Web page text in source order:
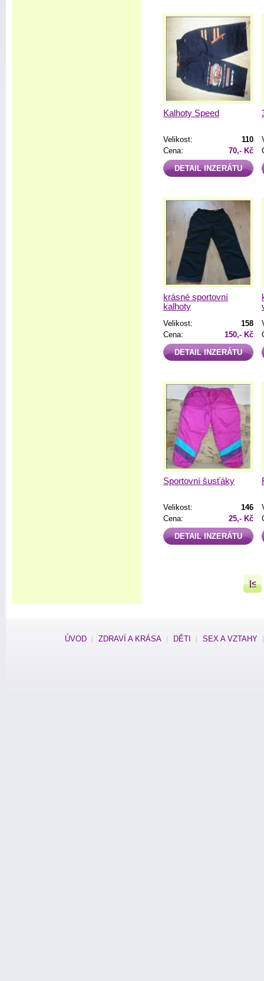
Kalhoty Speed
Velikost:
110
Cena:
70,- Kč
DETAIL INZERÁTU
krásné sportovní
kalhoty
Velikost:
158
Cena:
150,- Kč
DETAIL INZERÁTU
Sportovní šusťáky
Velikost:
146
Cena:
25,- Kč
DETAIL INZERÁTU
|<
ÚVOD ZDRAVÍ A KRÁSA DĚTI SEX A VZTAHY